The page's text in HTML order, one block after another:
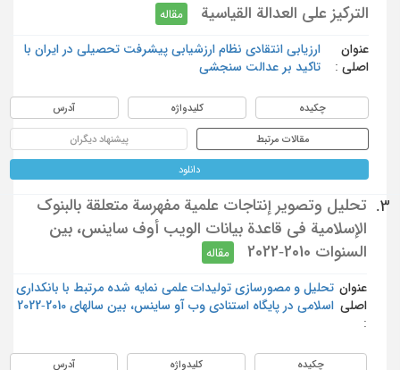
التركيز على العدالة القياسية
مقاله
عنوان
اصلی :
ارزیابی انتقادی نظام ارزشیابی پیشرفت تحصیلی در ایران با
تاکید بر عدالت سنجشی
چکیده کلیدواژه آدرس
مقالات مرتبط پیشنهاد دیگران
دانلود
3.
تحليل وتصوير إنتاجات علمية مفهرسة متعلقة بالبنوك
الإسلامية في قاعدة بيانات الويب أوف ساينس، بين
السنوات 2010-2022
مقاله
عنوان
اصلی
تحلیل و مصورسازی تولیدات علمی نمایه شده مرتبط با بانکداری
اسلامی در پایگاه استنادی وب آو ساینس، بین سالهای 2010-2022
چکیده کلیدواژه آدرس